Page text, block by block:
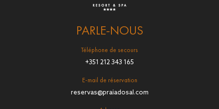
PARLE-NOUS
Téléphone de secours
+351 212 343 165
E-mail de réservation
reservas@praiadosal.com